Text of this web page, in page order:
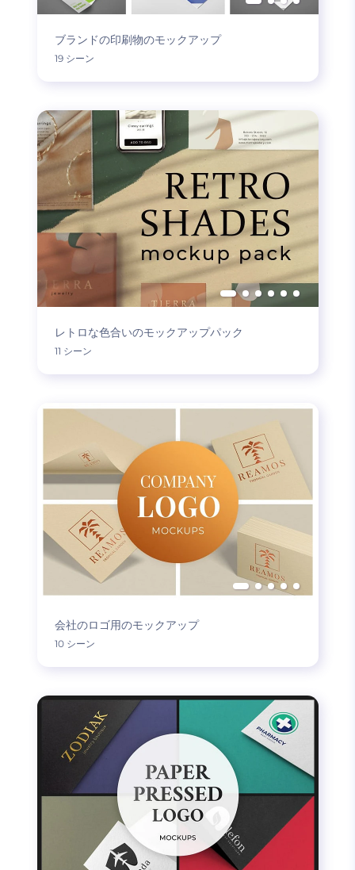
ブランドの印刷物のモックアップ
19 シーン
レトロな色合いのモックアップパック
11 シーン
会社のロゴ用のモックアップ
10 シーン